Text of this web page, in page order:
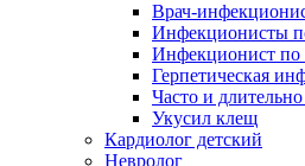
Врач-
Инфекционисты
Инфекционист
Герпетическая
Часто и
Укусил клещ
Кардиолог детский
Невролог